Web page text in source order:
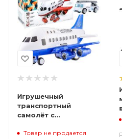
Игрушечный
транспортный
самолёт с
машинками 34 см
Товар не продается